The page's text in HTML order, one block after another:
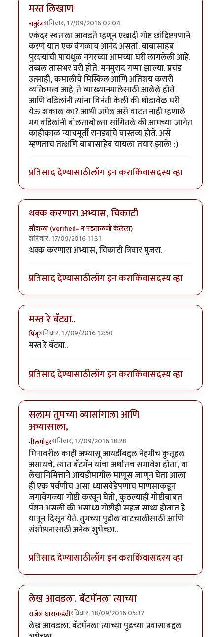
मस्त लिखाण!
चतुरंगशनिवार, 17/09/2016 02:04
एकंदर स्वतःला आवडते म्हणून एखादी गोष्ट छांदिष्टपणाने
करणे यात एक वेगळाच आनंद असतो. बाबासाहेब
पुरंदर्‍यांची पायधूळ नगरच्या आमच्या घरी लागलेली आहे.
तब्बल तासभर घरी होते. मनमुराद गप्पा झाल्या. प्रचंड
उत्साही, कमालीचे मिस्किल आणि अतिशय करारी
व्यक्तिमत्त्व आहे. ते व्याख्यानमालेसाठी आलेले होते
आणि वडिलांनी त्यांना विनंती केली की थोडावेळ घरी
येऊ शकाल का? आधी जमेल असे वाटत नाही म्हणाले
मग वडिलांनी बोलताबोल्ता सांगितले की आमच्या जागेत
काहीकाळ न्यायमूर्ती रानड्यांचे वास्तव्य होते. असे
म्हणताच तत्क्षणि बाबासाहेब यायला तयार झाले! :)
प्रतिसाद देण्यासाठीलॉग इन कराकिंवासदस्य व्हा
थक्क करणारा अभ्यास, चिकाटी
सौंदाळा (verified= न पडताळणी केलेला)
शनिवार, 17/09/2016 11:31
थक्क करणारा अभ्यास, चिकाटी त्रिवार मुजरा.
प्रतिसाद देण्यासाठीलॉग इन कराकिंवासदस्य व्हा
मस्त रे बॅट्या..
पिंगूशनिवार, 17/09/2016 12:50
मस्त रे बॅट्या..
प्रतिसाद देण्यासाठीलॉग इन कराकिंवासदस्य व्हा
सलाम तुमच्या व्यासांगाला आणि
अभ्यासाला,
नीलमोहरशनिवार, 17/09/2016 18:28
मिपावरील काही अभ्यासू आयडींबद्दल नेहमीच कुतूहल
असायचे, त्यात बॅटमॅन यांचा अर्थातच समावेश होता, या
लेखानिमित्ताने आयडीमागील माणूस जाणून घेता आला
ही एक पर्वणीच. असा ध्यासवेडेपणाच माणसाकडून
जगावेगळ्या गोष्टी करवून घेतो, कुठल्याही गोष्टीबाबत
पॅशन असली की असाध्य गोष्टीही सहज साध्य होतात हे
यातून दिसून येते. तुमच्या पुढील वाटचालीसाठी आणि
संशोधनासाठी अनेक शुभेच्छा..
प्रतिसाद देण्यासाठीलॉग इन कराकिंवासदस्य व्हा
लेख आवडला. बॅटमॅनला त्याच्या
राजेश घासकडवीरविवार, 18/09/2016 05:37
लेख आवडला. बॅटमॅनला त्याच्या पुढच्या प्रवासाबद्दल